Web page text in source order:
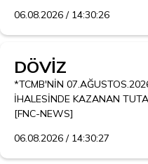
06.08.2026 / 14:30:26
DÖVİZ
*TCMB'NİN
İHALESİNDE KAZANAN
[FNC-NEWS]
06.08.2026 / 14:30:27